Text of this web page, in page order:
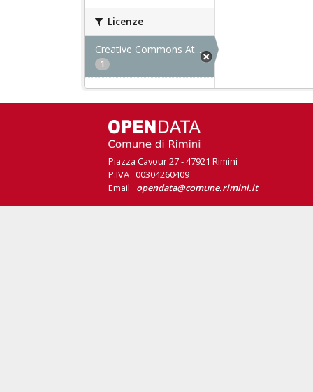
Licenze
Creative Commons At...
1
Piazza Cavour 27 - 47921 Rimini
P.IVA 00304260409
Email opendata@comune.rimini.it